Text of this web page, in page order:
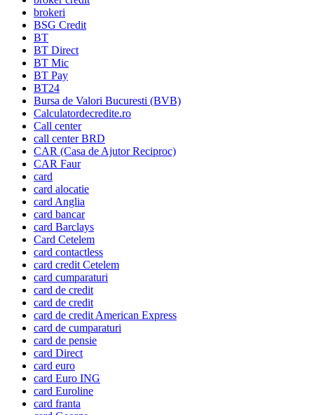
brokeri
BSG Credit
BT
BT Direct
BT Mic
BT Pay
BT24
Bursa de Valori Bucuresti (BVB)
Calculatordecredite.ro
Call center
call center BRD
CAR (Casa de Ajutor Reciproc)
CAR Faur
card
card alocatie
card Anglia
card bancar
card Barclays
Card Cetelem
card contactless
card credit Cetelem
card cumparaturi
card de credit
card de credit
card de credit American Express
card de cumparaturi
card de pensie
card Direct
card euro
card Euro ING
card Euroline
card franta